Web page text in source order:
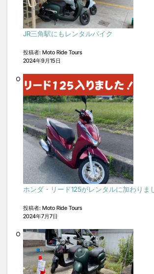
JR三角駅にもレンタルバイク
投稿者: Moto Ride Tours
2024年9月15日
ホンダ・リード125がレンタルに加わりま
投稿者: Moto Ride Tours
2024年7月7日